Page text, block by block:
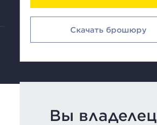
Скачать брошюру
Вы владелец